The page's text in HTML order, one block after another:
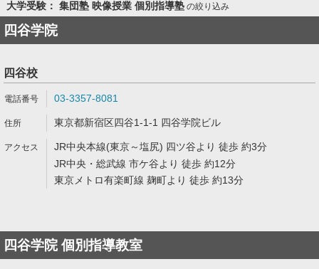
大学受験： 集団塾 映像授業 個別指導塾の絞り込み
四谷学院
四谷校
03-3357-8081
東京都新宿区四谷1-1-1 四谷学院ビル
JR中央本線(東京～塩尻) 四ツ谷より 徒歩 約3分
JR中央・総武線 市ケ谷より 徒歩 約12分
東京メトロ有楽町線 麹町より 徒歩 約13分
四谷学院 個別指導教室